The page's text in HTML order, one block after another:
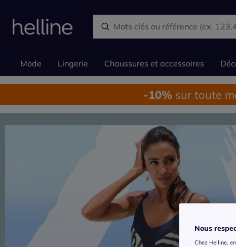
Mode Lingerie Chaussures et accessoires
-10% sur toute
Nous
Chez Helline,